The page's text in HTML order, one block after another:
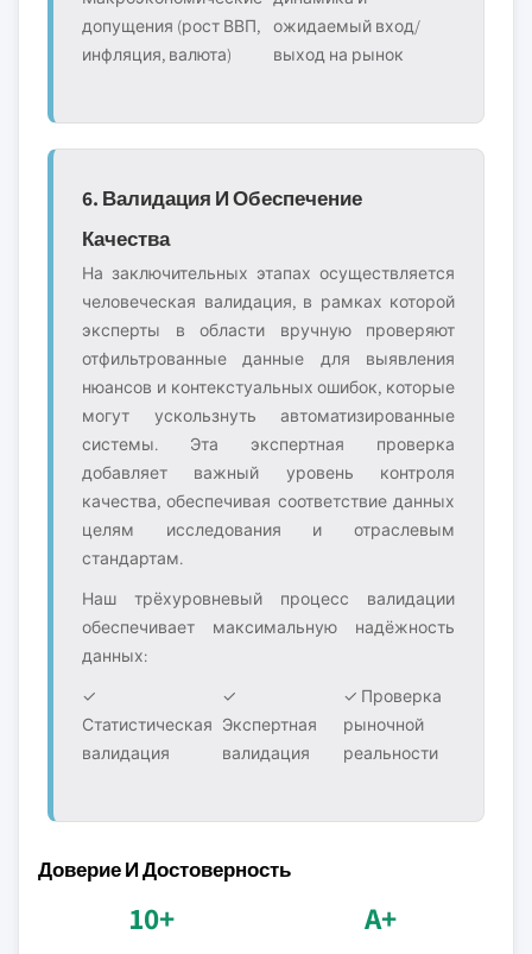
допущения (рост ВВП,
инфляция, валюта)
ожидаемый вход/
выход на рынок
6. Валидация И Обеспечение
Качества
На заключительных этапах осуществляется
человеческая валидация, в рамках которой
эксперты в области вручную проверяют
отфильтрованные данные для выявления
нюансов и контекстуальных ошибок, которые
могут ускользнуть автоматизированные
системы. Эта экспертная проверка
добавляет важный уровень контроля
качества, обеспечивая соответствие данных
целям исследования и отраслевым
стандартам.
Наш трёхуровневый процесс валидации
обеспечивает максимальную надёжность
данных:
✓
Статистическая
валидация
✓
Экспертная
валидация
✓ Проверка
рыночной
реальности
Доверие И Достоверность
10+ A+